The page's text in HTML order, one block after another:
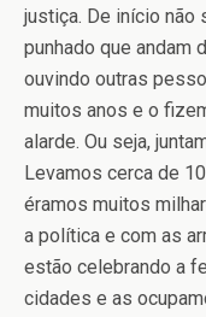
justiça. De início não
punhado que andam
ouvindo outras
muitos anos e o
alarde. Ou seja,
Levamos cerca de
éramos muitos
a política e com as
estão celebrando a
cidades e as